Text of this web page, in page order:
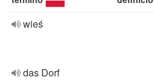
wieś
das Dorf